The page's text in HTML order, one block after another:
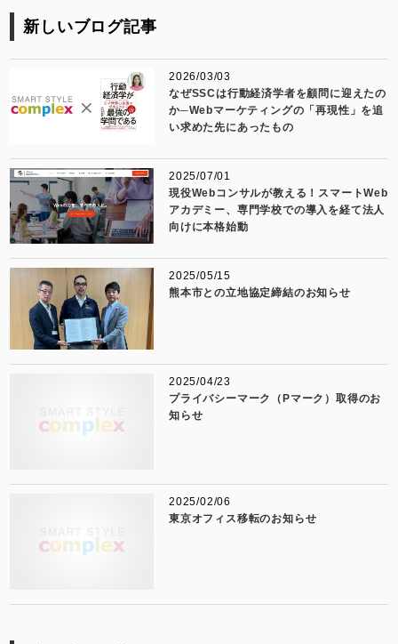
新しいブログ記事
2026/03/03
なぜSSCは行動経済学者を顧問に迎えたの
か─Webマーケティングの「再現性」を追
い求めた先にあったもの
2025/07/01
現役Webコンサルが教える！スマートWeb
アカデミー、専門学校での導入を経て法人
向けに本格始動
2025/05/15
熊本市との立地協定締結のお知らせ
2025/04/23
プライバシーマーク（Pマーク）取得のお
知らせ
2025/02/06
東京オフィス移転のお知らせ